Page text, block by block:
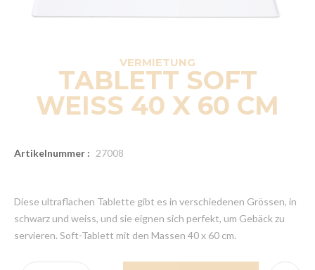
VERMIETUNG
TABLETT SOFT
WEISS 40 X 60 CM
Artikelnummer : 27008
Diese ultraflachen Tablette gibt es in verschiedenen Grössen, in
schwarz und weiss, und sie eignen sich perfekt, um Gebäck zu
servieren. Soft-Tablett mit den Massen 40 x 60 cm.